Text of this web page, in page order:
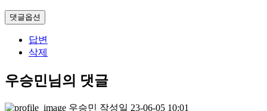
댓글옵션
답변
삭제
우승민님의 댓글
우승민 작성일 23-06-05 10:01